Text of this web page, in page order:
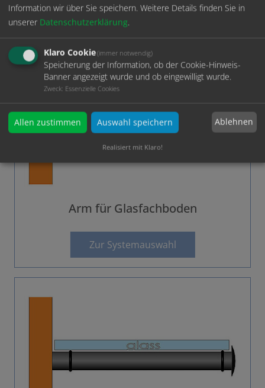
GLASFACHBODEN
Arm für Glasfachboden
Zur Systemauswahl
Information wir über Sie speichern. Weitere Details finden Sie in
unserer Datenschutzerklärung.
Klaro Cookie(immer notwendig)
Speicherung der Information, ob der Cookie-Hinweis-
Banner angezeigt wurde und ob eingewilligt wurde.
Zweck: Essenzielle Cookies
Allen zustimmen Auswahl speichern Ablehnen
Realisiert mit Klaro!